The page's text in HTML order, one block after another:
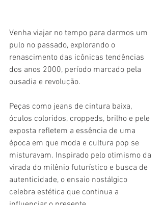
Venha viajar no tempo para darmos um
pulo no passado, explorando o
renascimento das icônicas tendências
dos anos 2000, período marcado pela
ousadia e revolução.
Peças como jeans de cintura baixa,
óculos coloridos, croppeds, brilho e pele
exposta refletem a essência de uma
época em que moda e cultura pop se
misturavam. Inspirado pelo otimismo da
virada do milênio futurístico e busca de
autenticidade, o ensaio nostálgico
celebra estética que continua a